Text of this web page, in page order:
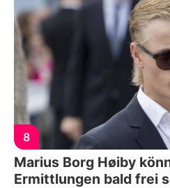
8
Marius Borg Høiby
Ermittlungen bald frei